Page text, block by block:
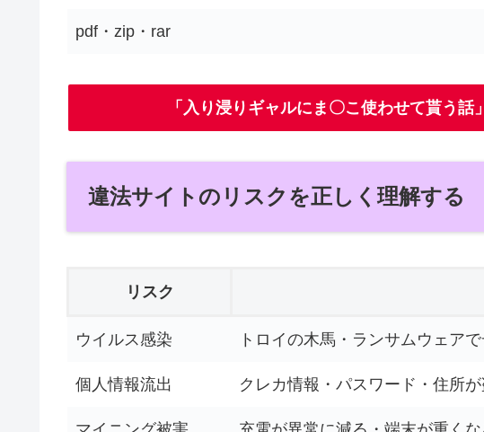
pdf・zip・rar
「入り浸りギャルにま〇こ使わせて貰う話
違法サイトのリスクを正しく理解する
リスク
ウイルス感染 トロイの木馬・ランサムウェア
個人情報流出 クレカ情報・パスワード・住所